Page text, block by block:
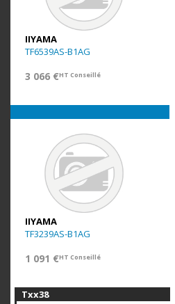
IIYAMA
TF6539AS-B1AG
3 066 €HT Conseillé
IIYAMA
TF3239AS-B1AG
1 091 €HT Conseillé
Txx38